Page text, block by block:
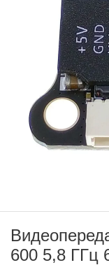
600 5,8 ГГц